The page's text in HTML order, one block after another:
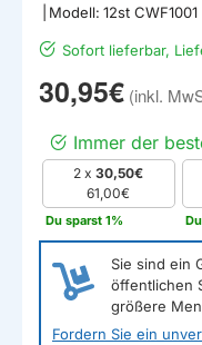
Sofort lieferbar,
Modell: 12st CWF1001
30,95€
Immer der
2 x30,50€
61,00€
Du sparst 1%
Sie sind ein
öffentlichen
größere
Fordern Sie ein